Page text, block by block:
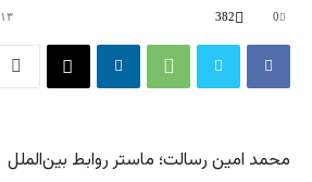
۱۳ ججدی ۱۴۰۳ 0
382
محمد امین رسالت؛ ماستر روابط بین‌الملل